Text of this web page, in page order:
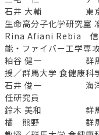
石井 大輔 東京農業
生命高分子化学研究室
Rina Afiani Rebia 信
能・ファイバー工学専
粕谷 健一 群馬大学
授／群馬大学 食健康科
石井 俊一 海洋研究
任研究員
鈴木 美和 群馬大学
橘 熊野 群馬大学